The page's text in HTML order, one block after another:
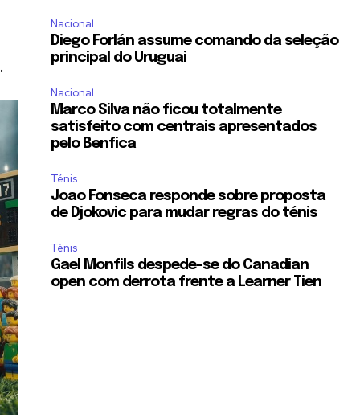
Nacional
Diego Forlán assume comando da seleção
principal do Uruguai
Nacional
Marco Silva não ficou totalmente
satisfeito com centrais apresentados
pelo Benfica
Ténis
Joao Fonseca responde sobre proposta
de Djokovic para mudar regras do ténis
Ténis
Gael Monfils despede-se do Canadian
open com derrota frente a Learner Tien